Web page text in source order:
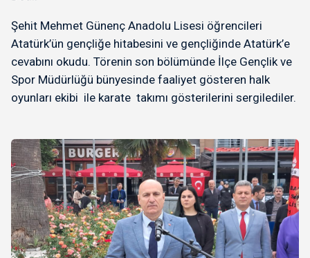
Şehit Mehmet Günenç Anadolu Lisesi öğrencileri
Atatürk’ün gençliğe hitabesini ve gençliğinde Atatürk’e
cevabını okudu. Törenin son bölümünde İlçe Gençlik ve
Spor Müdürlüğü bünyesinde faaliyet gösteren halk
oyunları ekibi ile karate takımı gösterilerini sergilediler.